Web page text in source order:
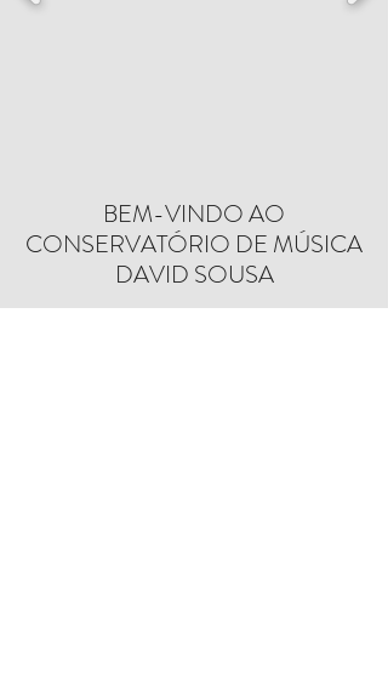
BEM-VINDO AO
CONSERVATÓRIO DE MÚSICA
DAVID SOUSA